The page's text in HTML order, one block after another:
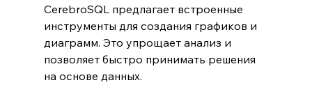
CerebroSQL предлагает встроенные
инструменты для создания графиков и
диаграмм. Это упрощает анализ и
позволяет быстро принимать решения
на основе данных.